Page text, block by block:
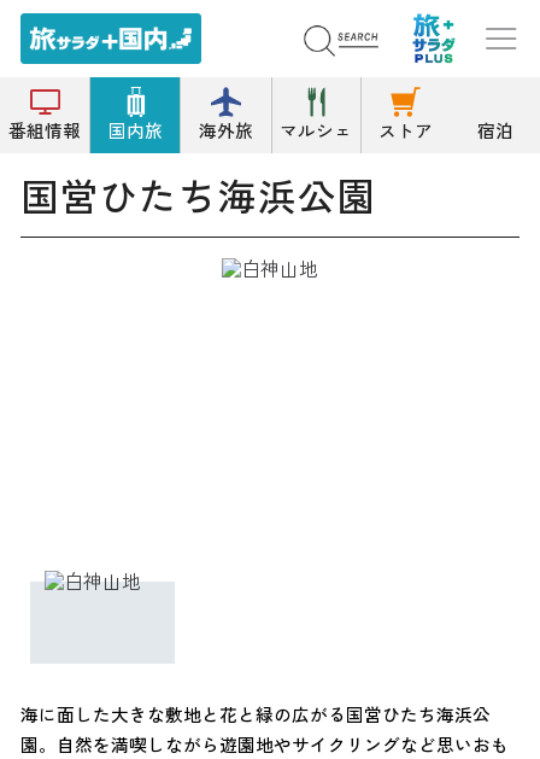
番組情報 国内旅 海外旅 マルシェ ストア 宿泊
トップ 公園/緑地 国営ひたち海浜公園
国営ひたち海浜公園
海に面した大きな敷地と花と緑の広がる国営ひたち海浜公
園。自然を満喫しながら遊園地やサイクリングなど思いおも